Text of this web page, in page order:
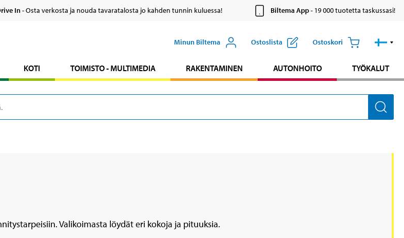
In- Osta verkosta ja nouda tavaratalosta jo kahden tunnin kuluessa! Biltema App- 19 000 tuotetta taskussasi!
Minun Biltema Ostoslista Ostoskori
KOTI TOIMISTO - MULTIMEDIA RAKENTAMINEN AUTONHOITO TYÖKALUT
Valikoimasta löydät eri kokoja ja pituuksia.